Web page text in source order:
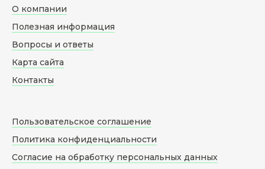
О компании
Полезная информация
Вопросы и ответы
Карта сайта
Контакты
Пользовательское соглашение
Политика конфиденциальности
Согласие на обработку персональных данных